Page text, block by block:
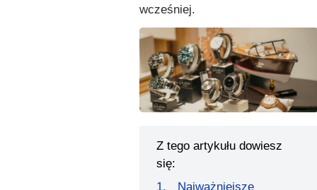
wcześniej.
Z tego artykułu dowiesz
się:
Najważniejsze